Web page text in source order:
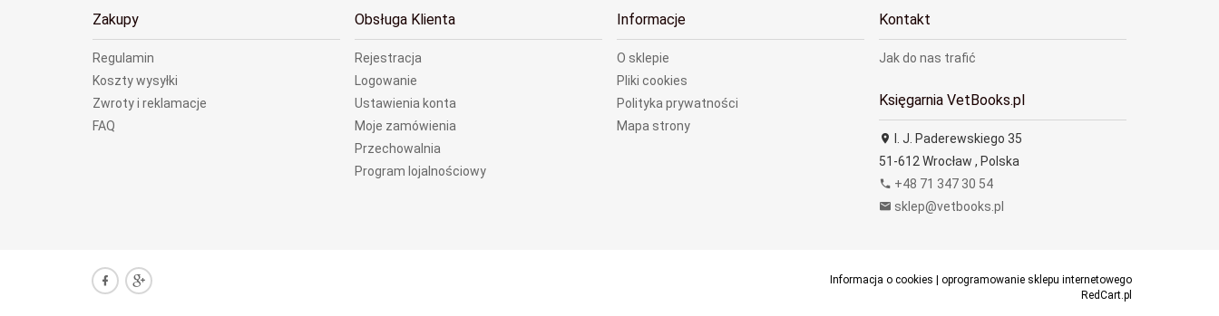
Zakupy
Regulamin
Koszty wysyłki
Zwroty i reklamacje
FAQ
Obsługa Klienta
Rejestracja
Logowanie
Ustawienia konta
Moje zamówienia
Przechowalnia
Program lojalnościowy
Informacje
O sklepie
Pliki cookies
Polityka prywatności
Mapa strony
Kontakt
Jak do nas trafić
Księgarnia VetBooks.pl
I. J. Paderewskiego 35
51-612 Wrocław , Polska
+48 71 347 30 54
sklep@vetbooks.pl
Informacja o cookies | oprogramowanie sklepu internetowego
RedCart.pl